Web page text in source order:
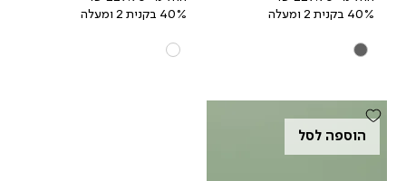
40% בקנית 2 ומעלה
40% בקנית 2 ומעלה
הוספה לסל